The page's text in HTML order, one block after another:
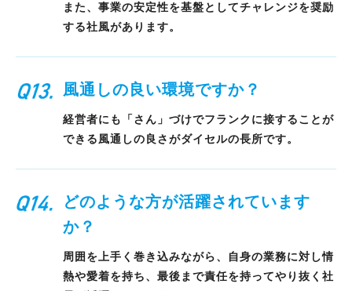
また、事業の安定性を基盤としてチャレンジを奨励
する社風があります。
風通しの良い環境ですか？
経営者にも「さん」づけでフランクに接することが
できる風通しの良さがダイセルの長所です。
どのような方が活躍されています
か？
周囲を上手く巻き込みながら、自身の業務に対し情
熱や愛着を持ち、 最後まで責任を持ってやり抜く社